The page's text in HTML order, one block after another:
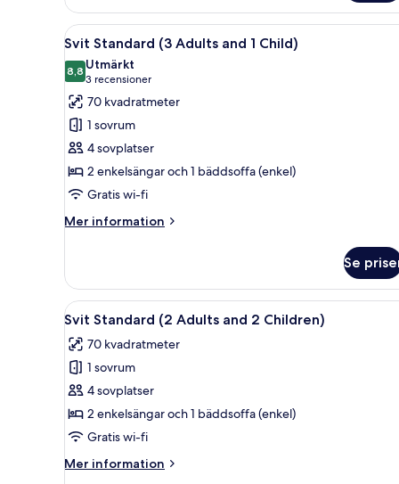
Deluxe
(2
Adults
2
Children)
Öppna
alla
foton
för
Svit
Standard
(3
Adults
and
1
Ett modernt vardagsrum
18
Svit Standard (3 Adults and 1 Child)
8,88,8 av 10
Utmärkt
3 recensioner
(3 recensioner)
70 kvadratmeter
1 sovrum
4 sovplatser
2 enkelsängar och 1 bäddsoffa (enkel)
Gratis wi-fi
Mer information
Mer
Standard
(3
Adults
Child)
Se
Öppna
alla
foton
för
Svit
Standard
(2
and
Ett modernt vardagsrum
7
Svit Standard (2 Adults and 2 Children)
70 kvadratmeter
1 sovrum
4 sovplatser
2 enkelsängar och 1 bäddsoffa (enkel)
Gratis wi-fi
Mer information
Mer